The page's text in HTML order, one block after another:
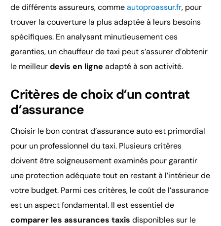
de différents assureurs, commeautoproassur.fr, pour
trouver la couverture la plus adaptée à leurs besoins
spécifiques. En analysant minutieusement ces
garanties, un chauffeur de taxi peut s’assurer d’obtenir
le meilleurdevis en ligne adapté à son activité.
Critères de choix d’un contrat
d’assurance
Choisir le bon contrat d’assurance auto est primordial
pour un professionnel du taxi. Plusieurs critères
doivent être soigneusement examinés pour garantir
une protection adéquate tout en restant à l’intérieur de
votre budget. Parmi ces critères, le coût de l’assurance
est un aspect fondamental. Il est essentiel de
comparer les assurances taxis disponibles sur le